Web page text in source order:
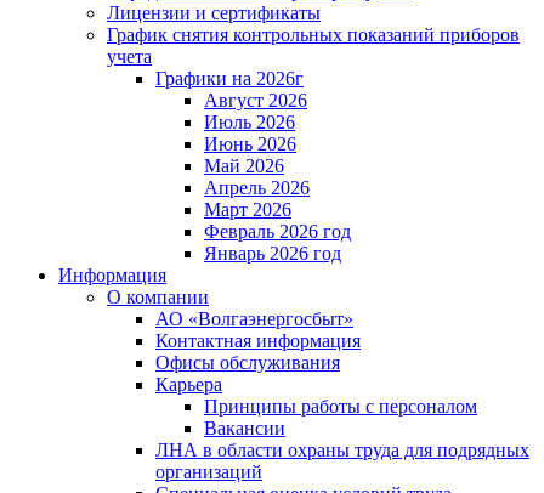
Лицензии и сертификаты
График снятия контрольных показаний приборов
учета
Графики на 2026г
Август 2026
Июль 2026
Июнь 2026
Май 2026
Апрель 2026
Март 2026
Февраль 2026 год
Январь 2026 год
Информация
О компании
АО «Волгаэнергосбыт»
Контактная информация
Офисы обслуживания
Карьера
Принципы работы с персоналом
Вакансии
ЛНА в области охраны труда для подрядных
организаций